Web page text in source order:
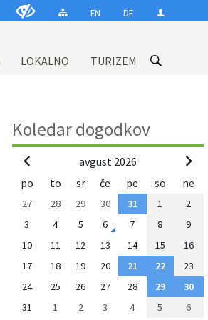
EN DE
LOKALNO TURIZEM
Koledar dogodkov
avgust 2026
po
to sr če pe so ne
27 28 29 30 31 1
2
3
4 5 6 7 8
9
10
11 12 13 14 15
16
17
18 19 20 21 22
23
24
25 26 27 28 29
30
31
1 2 3 4 5 6